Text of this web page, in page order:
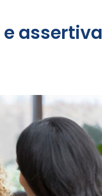
assertiva